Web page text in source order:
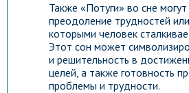
Также «Потуги» во сне
преодоление трудностей
которыми человек
Этот сон может
и решительность в
целей, а также готовность
проблемы и трудности.